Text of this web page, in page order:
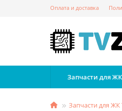
Оплата и доставка
Запчасти для
Запчасти для ЖК